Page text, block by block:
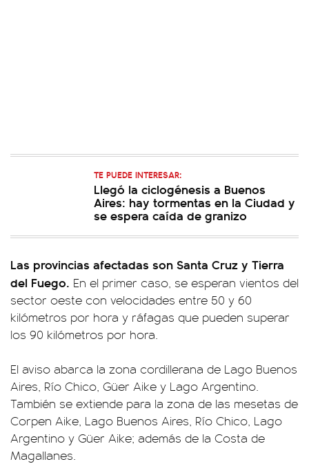
TE PUEDE INTERESAR:
Llegó la ciclogénesis a Buenos
Aires: hay tormentas en la Ciudad y
se espera caída de granizo
Las provincias afectadas son Santa Cruz y Tierra
del Fuego. En el primer caso, se esperan vientos del
sector oeste con velocidades entre 50 y 60
kilómetros por hora y ráfagas que pueden superar
los 90 kilómetros por hora.
El aviso abarca la zona cordillerana de Lago Buenos
Aires, Río Chico, Güer Aike y Lago Argentino.
También se extiende para la zona de las mesetas de
Corpen Aike, Lago Buenos Aires, Río Chico, Lago
Argentino y Güer Aike; además de la Costa de
Magallanes.